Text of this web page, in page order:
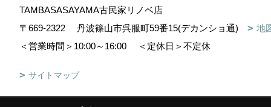
TAMBASASAYAMA古民家リノベ店
〒669-2322
丹波篠山市呉服町59番15(デカンショ通)
地
＜営業時間＞10:00～16:00
＜定休日＞不定休
サイトマップ